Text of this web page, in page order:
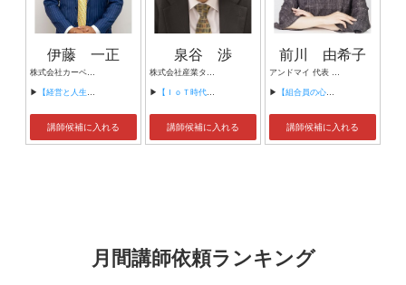
伊藤 一正
株式会社カーベル代表取締役社長 プロレスラーカーベル伊藤
▶ 【経営と人生がHappyになる3つのキーワード】
講師候補に入れる
泉谷 渉
株式会社産業タイムズ社 代表取締役会長 半導体産業新聞 特別編集委員
▶ 【ＩｏＴ時代にニッポンの製造業が一気に抜け出す！！ ～世界トップシェアのセンサーとロボットで戦え！】
講師候補に入れる
前川 由希子
アンドマイ 代表 組織活性化コンサルタント
▶ 【組合員の心をぐっと掴むコミュニケーション術～組合員が「あなたが言うなら」と動き出す３ステップ～】
講師候補に入れる
月間講師依頼ランキング